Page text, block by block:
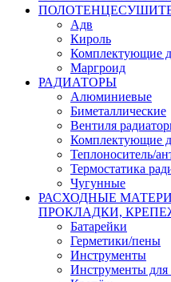
Адв
Кироль
Комплектующие
Маргроид
РАДИАТОРЫ
Алюминиевые
Биметаллические
Вентиля
Комплектующие
Теплоноситель/
Термостатика
Чугунные
РАСХОДНЫЕ
ПРОКЛАДКИ,
Батарейки
Герметики/пены
Инструменты
Инструменты для